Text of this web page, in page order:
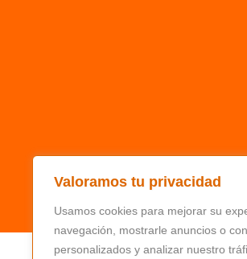
Valoramos tu privacidad
Usamos cookies para mejorar su
navegación, mostrarle anuncios o
personalizados y analizar nuestro